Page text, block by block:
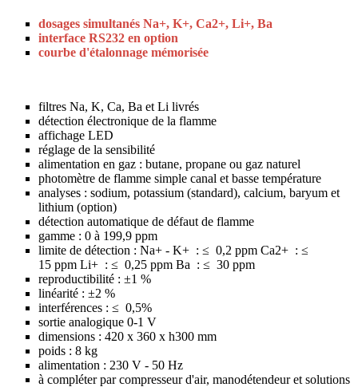
dosages simultanés Na+, K+, Ca2+, Li+, Ba
interface RS232 en option
courbe d'étalonnage mémorisée
filtres Na, K, Ca, Ba et Li livrés
détection électronique de la flamme
affichage LED
réglage de la sensibilité
alimentation en gaz : butane, propane ou gaz naturel
photomètre de flamme simple canal et basse température
analyses : sodium, potassium (standard), calcium, baryum et
lithium (option)
détection automatique de défaut de flamme
gamme : 0 à 199,9 ppm
limite de détection : Na+ - K+ : ≤ 0,2 ppm Ca2+ : ≤
15 ppm Li+ : ≤ 0,25 ppm Ba : ≤ 30 ppm
reproductibilité : ±1 %
linéarité : ±2 %
interférences : ≤ 0,5%
sortie analogique 0-1 V
dimensions : 420 x 360 x h300 mm
poids : 8 kg
alimentation : 230 V - 50 Hz
à compléter par compresseur d'air, manodétendeur et solutions